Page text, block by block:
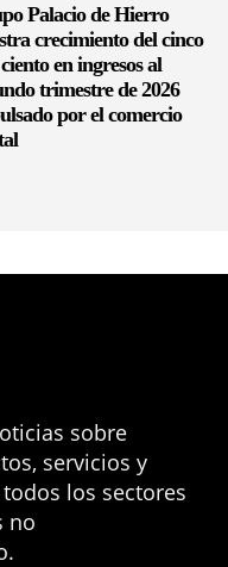
Palacio de Hierro
crecimiento del cinco
en ingresos al
trimestre de 2026
por el comercio
sobre
servicios y
los sectores
no